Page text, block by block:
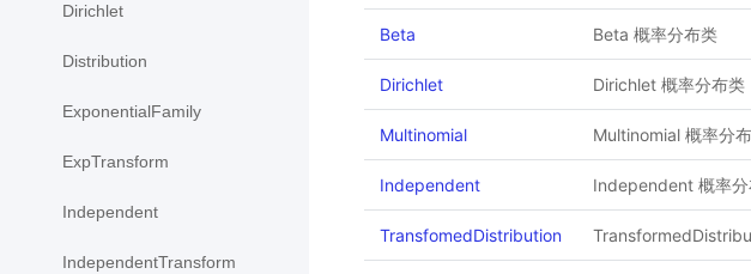
Dirichlet
Distribution
ExponentialFamily
ExpTransform
Independent
IndependentTransform
Beta Beta 概率分布类
Dirichlet Dirichlet 概率分布类
Multinomial Multinomial 概率分
Independent Independent 概率
TransfomedDistribution